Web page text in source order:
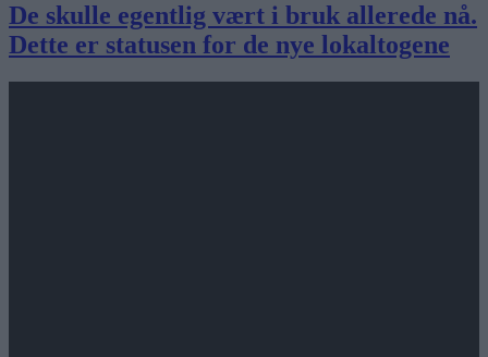
De skulle egentlig vært i bruk allerede nå.
Dette er statusen for de nye lokaltogene